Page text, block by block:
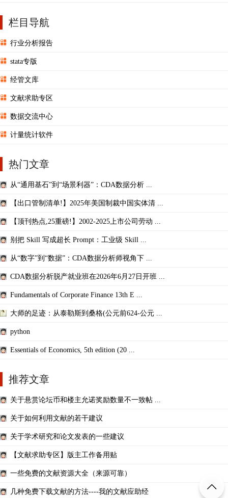
栏目导航
行业分析报告
stata专版
经管文库
文献求助专区
数据交流中心
计量统计软件
热门文章
从“通用基石”到“场景利器”：CDA数据分析 ...
【出口管制清单!】2025年美国制裁中国实体清 ...
【顶刊热点,25重磅!】2002-2025上市公司劳动 ...
别把 Skill 写成超长 Prompt：工业级 Skill ...
从“数字”到“数据”：CDA数据分析师视角下 ...
CDA数据分析脱产就业班在2026年6月27日开班 ...
Fundamentals of Corporate Finance 13th E ...
大师的足迹：从泰勒斯到桑格(公元前624-公元 ...
python
Essentials of Economics, 5th edition (20 ...
推荐文章
关于悬赏论坛币和楼主允诺奖励数量不一致帖 ...
关于如何利用文献的若干建议
关于学术研究和论文发表的一些建议
【文献求助专区】版主工作备用贴
一些免费的文献资源大全（来源可靠）
几种免费下载文献的方法----我的文献应助经